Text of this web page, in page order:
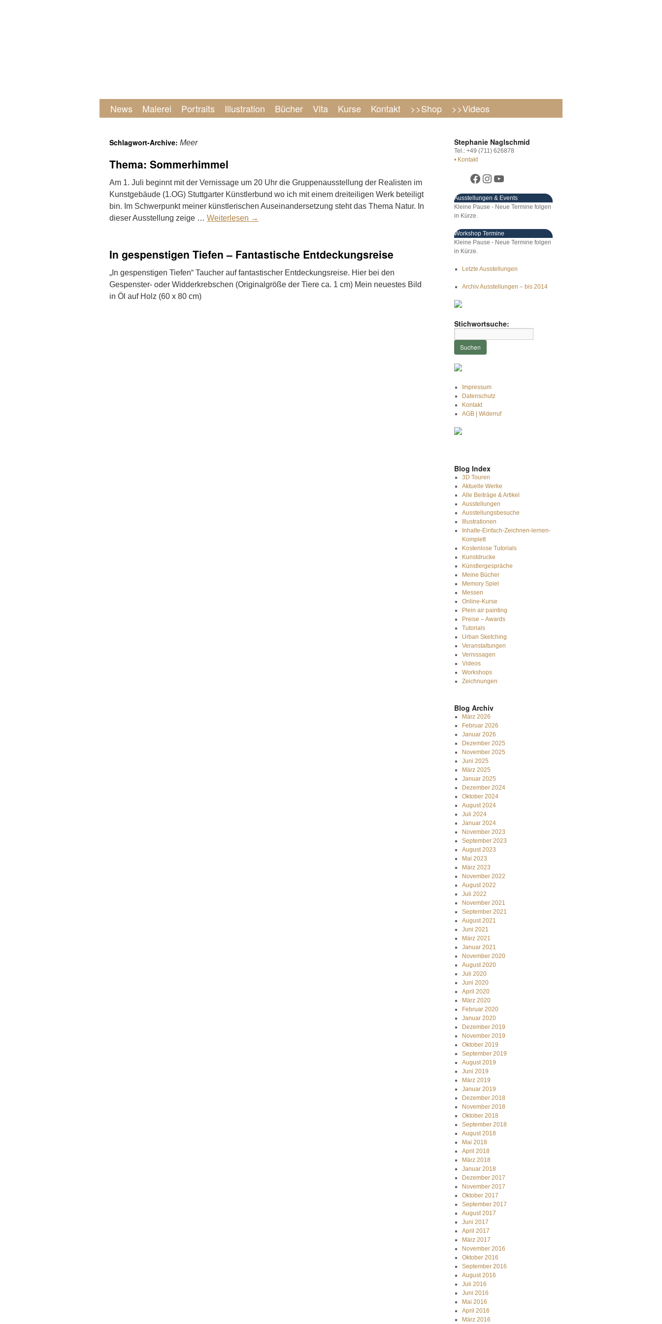
News Malerei Portraits Illustration Bücher Vita Kurse Kontakt >>Shop >>Videos
Schlagwort-Archive: Meer
Thema: Sommerhimmel
Am 1. Juli beginnt mit der Vernissage um 20 Uhr die Gruppenausstellung der Realisten im
Kunstgebäude (1.OG) Stuttgarter Künstlerbund wo ich mit einem dreiteiligen Werk beteiligt
bin. Im Schwerpunkt meiner künstlerischen Auseinandersetzung steht das Thema Natur. In
dieser Ausstellung zeige … Weiterlesen →
In gespenstigen Tiefen – Fantastische Entdeckungsreise
„In gespenstigen Tiefen“ Taucher auf fantastischer Entdeckungsreise. Hier bei den
Gespenster- oder Widderkrebschen (Originalgröße der Tiere ca. 1 cm) Mein neuestes Bild
in Öl auf Holz (60 x 80 cm)
Stephanie Naglschmid
Tel.: +49 (711) 626878
• Kontakt
Ausstellungen & Events
Kleine Pause - Neue Termine folgen
in Kürze.
Workshop Termine
Kleine Pause - Neue Termine folgen
in Kürze.
Letzte Ausstellungen
Archiv Ausstellungen – bis 2014
Stichwortsuche:
Impressum
Datenschutz
Kontakt
AGB | Widerruf
Blog Index
3D Touren
Aktuelle Werke
Alle Beiträge & Artikel
Ausstellungen
Ausstellungsbesuche
Illustrationen
Inhalte-Einfach-Zeichnen-lernen-
Komplett
Kostenlose Tutorials
Kunstdrucke
Künstlergespräche
Meine Bücher
Memory Spiel
Messen
Online-Kurse
Plein air painting
Preise – Awards
Tutorials
Urban Sketching
Veranstaltungen
Vernissagen
Videos
Workshops
Zeichnungen
Blog Archiv
März 2026
Februar 2026
Januar 2026
Dezember 2025
November 2025
Juni 2025
März 2025
Januar 2025
Dezember 2024
Oktober 2024
August 2024
Juli 2024
Januar 2024
November 2023
September 2023
August 2023
Mai 2023
März 2023
November 2022
August 2022
Juli 2022
November 2021
September 2021
August 2021
Juni 2021
März 2021
Januar 2021
November 2020
August 2020
Juli 2020
Juni 2020
April 2020
März 2020
Februar 2020
Januar 2020
Dezember 2019
November 2019
Oktober 2019
September 2019
August 2019
Juni 2019
März 2019
Januar 2019
Dezember 2018
November 2018
Oktober 2018
September 2018
August 2018
Mai 2018
April 2018
März 2018
Januar 2018
Dezember 2017
November 2017
Oktober 2017
September 2017
August 2017
Juni 2017
April 2017
März 2017
November 2016
Oktober 2016
September 2016
August 2016
Juli 2016
Juni 2016
Mai 2016
April 2016
März 2016